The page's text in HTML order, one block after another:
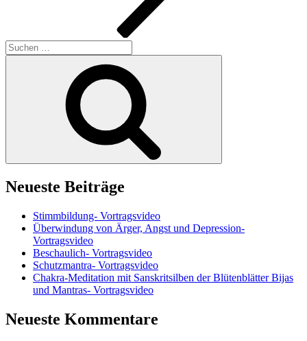
Suchen
nach:
Neueste Beiträge
Stimmbildung- Vortragsvideo
Überwindung von Ärger, Angst und Depression-
Vortragsvideo
Beschaulich- Vortragsvideo
Schutzmantra- Vortragsvideo
Chakra-Meditation mit Sanskritsilben der Blütenblätter Bijas
und Mantras- Vortragsvideo
Neueste Kommentare